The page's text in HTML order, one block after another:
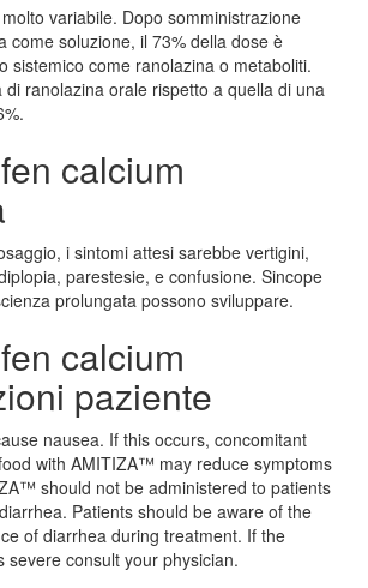
variabile. Dopo somministrazione
come soluzione, il 73% della dose è
sistemico come ranolazina o metaboliti.
di ranolazina orale rispetto a quella di una
calcium
i sintomi attesi sarebbe vertigini,
parestesie, e confusione. Sincope
prolungata possono sviluppare.
calcium
paziente
nausea. If this occurs, concomitant
with AMITIZA™ may reduce symptoms
should not be administered to patients
Patients should be aware of the
of diarrhea during treatment. If the
severe consult your physician.